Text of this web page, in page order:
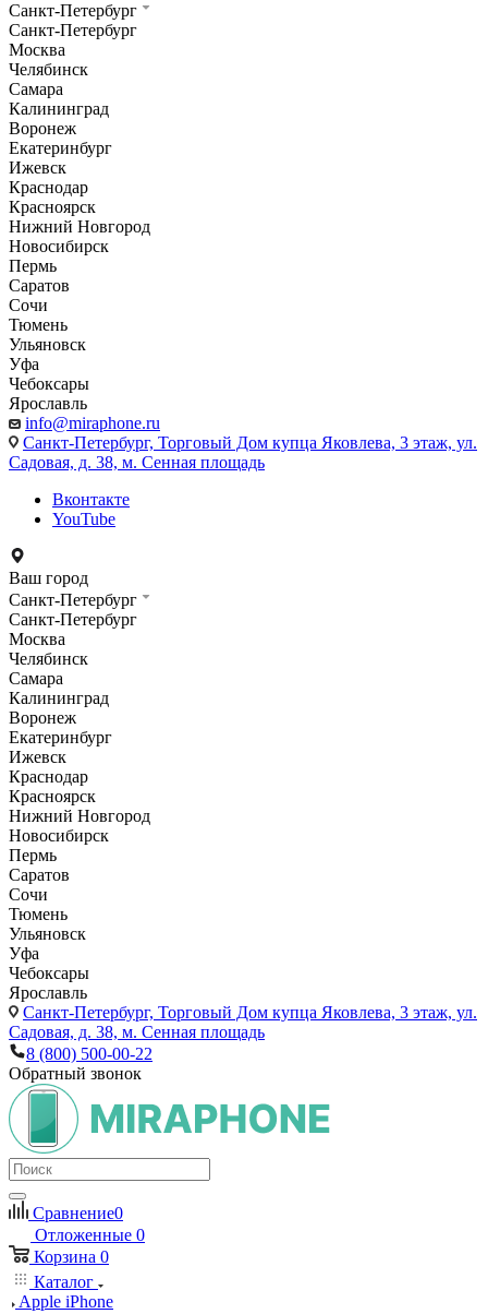
Санкт-Петербург
Санкт-Петербург
Москва
Челябинск
Самара
Калининград
Воронеж
Екатеринбург
Ижевск
Краснодар
Красноярск
Нижний Новгород
Новосибирск
Пермь
Саратов
Сочи
Тюмень
Ульяновск
Уфа
Чебоксары
Ярославль
info@miraphone.ru
Санкт-Петербург, Торговый Дом купца Яковлева, 3 этаж, ул.
Садовая, д. 38, м. Сенная площадь
Вконтакте
YouTube
Ваш город
Санкт-Петербург
Санкт-Петербург
Москва
Челябинск
Самара
Калининград
Воронеж
Екатеринбург
Ижевск
Краснодар
Красноярск
Нижний Новгород
Новосибирск
Пермь
Саратов
Сочи
Тюмень
Ульяновск
Уфа
Чебоксары
Ярославль
Санкт-Петербург, Торговый Дом купца Яковлева, 3 этаж, ул.
Садовая, д. 38, м. Сенная площадь
8 (800) 500-00-22
Обратный звонок
Сравнение0
Отложенные 0
Корзина 0
Каталог
Apple iPhone